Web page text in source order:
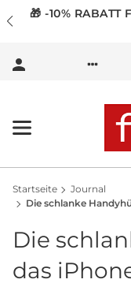
🎁 -10% RABATT
Startseite
Journal
Die schlanke
Die
das